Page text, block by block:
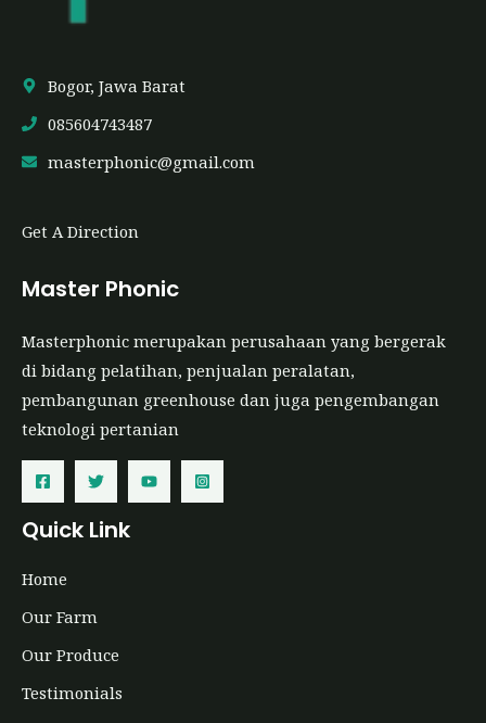
Bogor, Jawa Barat
085604743487
masterphonic@gmail.com
Get A Direction
Master Phonic
Masterphonic merupakan perusahaan yang bergerak
di bidang pelatihan, penjualan peralatan,
pembangunan greenhouse dan juga pengembangan
teknologi pertanian
Quick Link
Home
Our Farm
Our Produce
Testimonials